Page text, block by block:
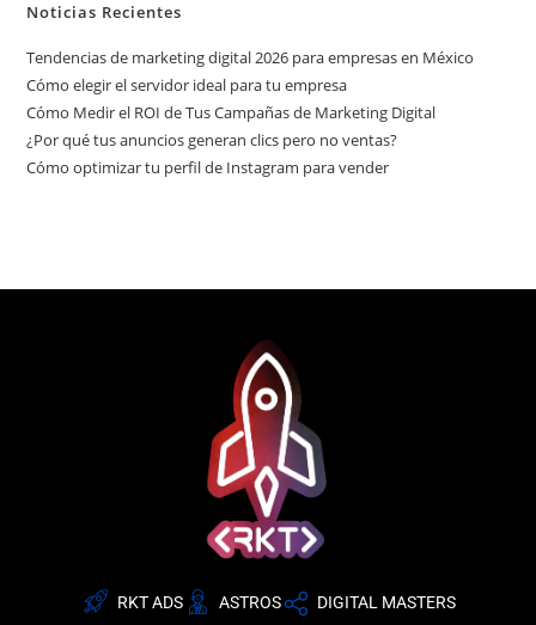
Noticias Recientes
Tendencias de marketing digital 2026 para empresas en México
Cómo elegir el servidor ideal para tu empresa
Cómo Medir el ROI de Tus Campañas de Marketing Digital
¿Por qué tus anuncios generan clics pero no ventas?
Cómo optimizar tu perfil de Instagram para vender
RKT ADS ASTROS DIGITAL MASTERS